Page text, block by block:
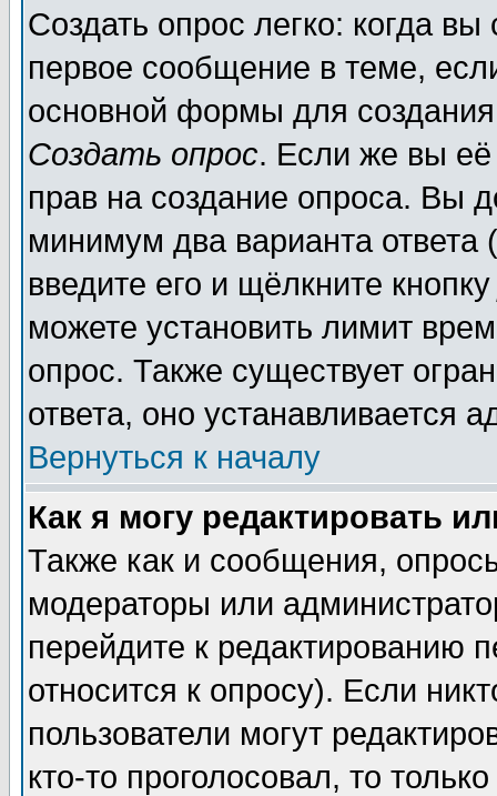
Создать опрос легко: когда
первое сообщение в теме,
основной формы для
Создать опрос. Если же вы её
прав на создание опроса. Вы
минимум два варианта ответа
введите его и щёлкните
можете установить лимит
опрос. Также существует
ответа, оно устанавливается
Вернуться к началу
Как я могу редактировать
Также как и сообщения,
модераторы или
перейдите к редактированию
относится к опросу). Если
пользователи могут
кто-то проголосовал, то